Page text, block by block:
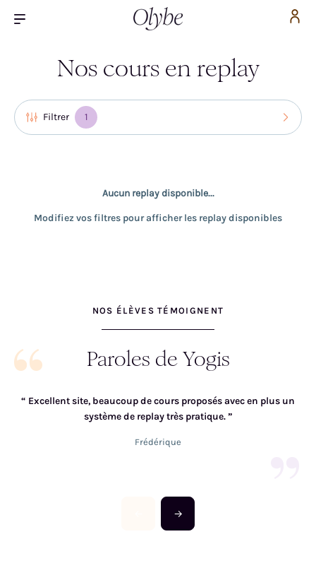
Nos cours en replay
Filtrer
Aucun replay disponible...
Modifiez vos filtres pour afficher les replay disponibles
NOS ÉLÈVES TÉMOIGNENT
Paroles de Yogis
“ Excellent site, beaucoup de cours proposés avec en plus un
système de replay très pratique.”
Frédérique
→